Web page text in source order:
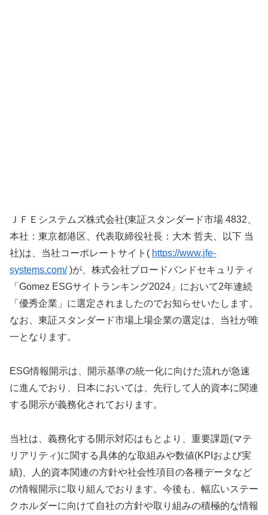
ＪＦＥシステムズ株式会社(東証スタンダード市場 4832、
本社：東京都港区、代表取締役社長：大木 哲夫、以下 当
社)は、当社コーポレートサイト( https://www.jfe-
systems.com/ )が、株式会社ブロードバンドセキュリティ
「Gomez ESGサイトランキング2024」において2年連続
「優秀企業」に選定されましたのでお知らせいたします。
なお、東証スタンダード市場上場企業の選定は、当社が唯
一となります。
ESG情報開示は、開示基準の統一化に向けた流れが急速
に進んでおり、日本においては、先行して人的資本に関連
する開示が義務化されております。
当社は、義務化する開示対応はもとより、重要課題(マテ
リアリティ)に関する具体的な取組みや数値(KPIおよび実
績)、人的資本関連の方針や社会性項目の各種データなど
の情報開示に取り組んでおります。今後も、幅広いステー
クホルダーに向けて自社の方針や取り組みの積極的な情報